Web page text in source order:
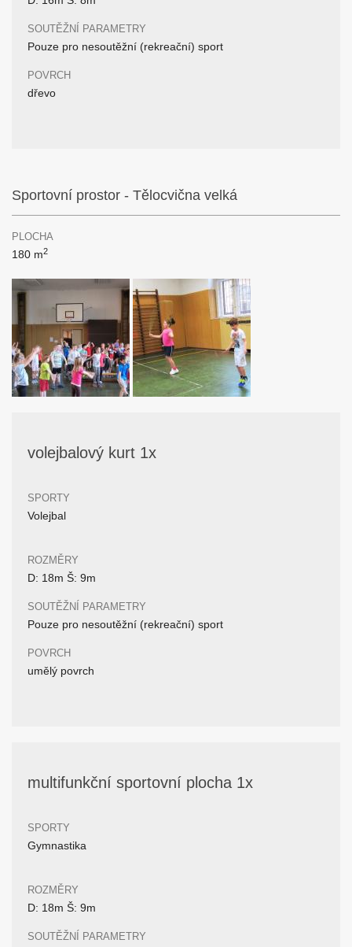
SOUTĚŽNÍ PARAMETRY
Pouze pro nesoutěžní (rekreační) sport
POVRCH
dřevo
Sportovní prostor - Tělocvična velká
PLOCHA
180 m2
volejbalový kurt 1x
SPORTY
Volejbal
ROZMĚRY
D: 18m Š: 9m
SOUTĚŽNÍ PARAMETRY
Pouze pro nesoutěžní (rekreační) sport
POVRCH
umělý povrch
multifunkční sportovní plocha 1x
SPORTY
Gymnastika
ROZMĚRY
D: 18m Š: 9m
SOUTĚŽNÍ PARAMETRY